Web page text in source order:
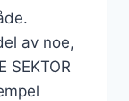
av noe,
SEKTOR